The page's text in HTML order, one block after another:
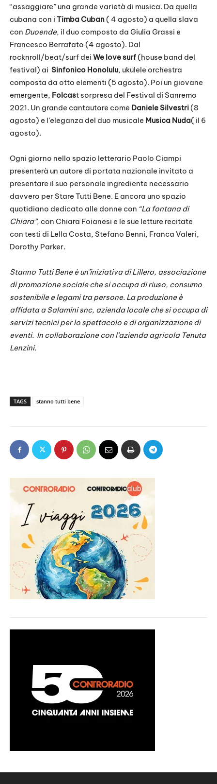
“assaggiare” una grande varietà di musica. Da quella
cubana con i Timba Cuban( 4 agosto) a quella slava
con Duoende, il duo composto da Giulia Grassi e
Francesco Berrafato (4 agosto). Dal
rocknroll/beat/surf dei We love surf(house band del
festival) ai Sinfonico Honolulu, ukulele orchestra
composta da otto elementi (5 agosto). Poi un giovane
emergente, Folcast sorpresa del Festival di Sanremo
2021. Un grande cantautore come Daniele Silvestri(8
agosto) e l’eleganza del duo musicale Musica Nuda( il 6
agosto).
Ogni giorno nello spazio letterario Paolo Ciampi
presenterà un autore di portata nazionale invitato a
presentare il suo personale ingrediente necessario
davvero per Stare Tutti Bene. E ancora uno spazio
quotidiano dedicato alle donne con “La fontana di
Chiara”, con Chiara Foianesi e le sue letture recitate
con testi di Lella Costa, Stefano Benni, Franca Valeri,
Dorothy Parker.
Stanno Tutti Bene è un’iniziativa di Lillero, associazione
di promozione sociale che si occupa di riuso, consumo
sostenibile e legami tra persone. La produzione è
affidata a Salamini snc, azienda locale che si occupa di
servizi tecnici per lo spettacolo e di organizzazione di
eventi. In collaborazione con l’azienda agricola Tenuta
Lenzini.
TAGS stanno tutti bene